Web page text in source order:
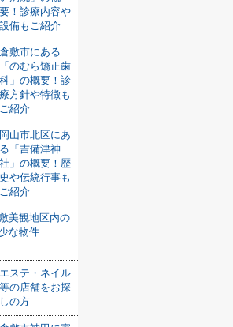
要！診療内容や
設備もご紹介
倉敷市にある
「のむら矯正歯
科」の概要！診
療方針や特徴も
ご紹介
岡山市北区にあ
る「吉備津神
社」の概要！歴
史や伝統行事も
ご紹介
美観地区内の
な物件
エステ・ネイル
等の店舗をお探
しの方